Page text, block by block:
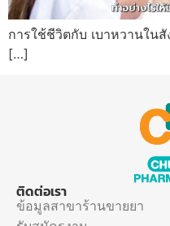
การใช้ชีวิตกับ เบาหวานใน
[…]
ติดต่อเรา
ข้อมูลสาขาร้านขายยา